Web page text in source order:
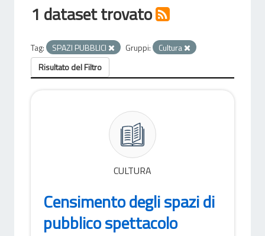
1 dataset trovato
Tag: SPAZI PUBBLICI Gruppi:
Cultura
Risultato del Filtro
CULTURA
Censimento degli spazi di
pubblico spettacolo